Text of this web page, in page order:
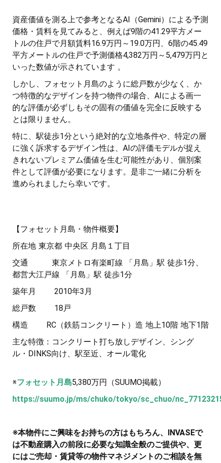
資産価値を測る上で参考となるAI（Gemini）による予測
価格・賃料を見てみると、例えば9階の41.29平方メー
トルの住戸で月額賃料16.9万円～19.0万円、6階の45.49
平方メートルの住戸で予測価格4,382万円～5,479万円と
いった数値が示されています 。
しかし、フォセット月島のように総戸数が少なく、か
つ特徴的なデザインを持つ物件の場合、AIによる画一
的な評価が必ずしもその固有の価値を完全に反映する
とは限りません。
特に、駅徒歩1分という絶対的な立地条件や、特定の層
に強く訴求するデザイン性は、AIの評価モデルが捉え
きれないプレミアム価値を生む可能性があり、個別案
件として評価が必要になります。是非ご一緒に分析を
進められましたら幸いです。
【フォセット月島・物件概要】
所在地 東京都 中央区 月島１丁目
交通 東京メトロ有楽町線 「月島」駅 徒歩1分、
都営大江戸線 「月島」駅 徒歩1分
築年月 2010年3月
総戸数 18戸
構造 RC（鉄筋コンクリート）造 地上10階 地下1階
主な特徴：コンクリート打ち放しデザイン、シング
ル・DINKS向け、駅至近、オール電化
※フォセット月島5,380万円（SUUMO掲載）
https://suumo.jp/ms/chuko/tokyo/sc_chuo/
※本物件にご興味をお持ちの方はもちろん、INVASEで
は不動産購入の前段に必要な知識全般のご提供や、更
にはご売却・賃貸等の物件マネジメントのご相談を無